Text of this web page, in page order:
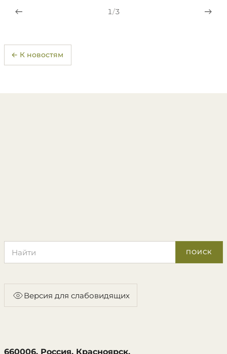
1/3
← К новостям
ПОИСК
Версия для слабовидящих
660006, Россия, Красноярск,